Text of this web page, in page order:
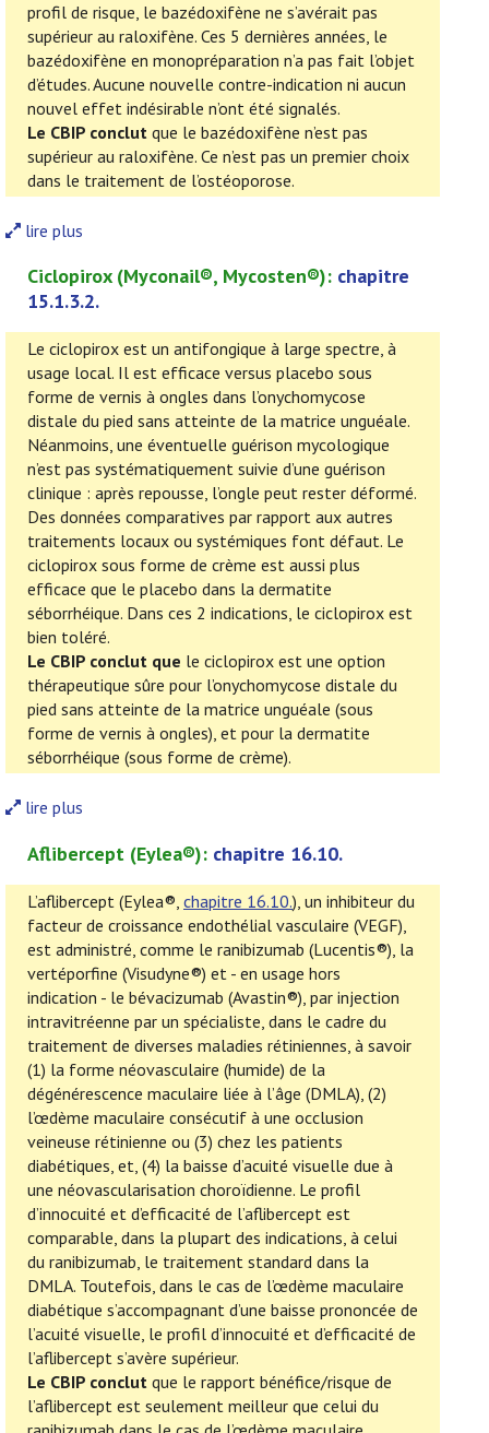
profil de risque, le bazédoxifène ne s’avérait pas
supérieur au raloxifène. Ces 5 dernières années, le
bazédoxifène en monopréparation n’a pas fait l’objet
d’études. Aucune nouvelle contre-indication ni aucun
nouvel effet indésirable n’ont été signalés.
Le CBIP conclut que le bazédoxifène n’est pas
supérieur au raloxifène. Ce n’est pas un premier choix
dans le traitement de l’ostéoporose.
lire plus
Ciclopirox (Myconail®, Mycosten®): chapitre
15.1.3.2.
Le ciclopirox est un antifongique à large spectre, à
usage local. Il est efficace versus placebo sous
forme de vernis à ongles dans l’onychomycose
distale du pied sans atteinte de la matrice unguéale.
Néanmoins, une éventuelle guérison mycologique
n’est pas systématiquement suivie d’une guérison
clinique : après repousse, l’ongle peut rester déformé.
Des données comparatives par rapport aux autres
traitements locaux ou systémiques font défaut. Le
ciclopirox sous forme de crème est aussi plus
efficace que le placebo dans la dermatite
séborrhéique. Dans ces 2 indications, le ciclopirox est
bien toléré.
Le CBIP conclut que le ciclopirox est une option
thérapeutique sûre pour l’onychomycose distale du
pied sans atteinte de la matrice unguéale (sous
forme de vernis à ongles), et pour la dermatite
séborrhéique (sous forme de crème).
lire plus
Aflibercept (Eylea®): chapitre 16.10.
L’aflibercept (Eylea®, chapitre 16.10.), un inhibiteur du
facteur de croissance endothélial vasculaire (VEGF),
est administré, comme le ranibizumab (Lucentis®), la
vertéporfine (Visudyne®) et - en usage hors
indication - le bévacizumab (Avastin®), par injection
intravitréenne par un spécialiste, dans le cadre du
traitement de diverses maladies rétiniennes, à savoir
(1) la forme néovasculaire (humide) de la
dégénérescence maculaire liée à l’âge (DMLA), (2)
l’œdème maculaire consécutif à une occlusion
veineuse rétinienne ou (3) chez les patients
diabétiques, et, (4) la baisse d’acuité visuelle due à
une néovascularisation choroïdienne. Le profil
d’innocuité et d’efficacité de l’aflibercept est
comparable, dans la plupart des indications, à celui
du ranibizumab, le traitement standard dans la
DMLA. Toutefois, dans le cas de l’œdème maculaire
diabétique s’accompagnant d’une baisse prononcée de
l’acuité visuelle, le profil d’innocuité et d’efficacité de
l’aflibercept s’avère supérieur.
Le CBIP conclut que le rapport bénéfice/risque de
l’aflibercept est seulement meilleur que celui du